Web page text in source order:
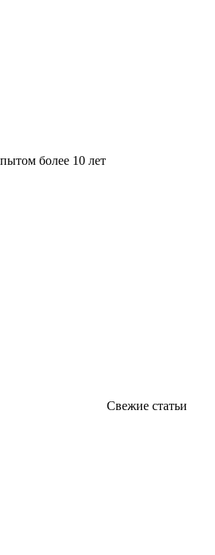
более 10 лет
Свежие статьи